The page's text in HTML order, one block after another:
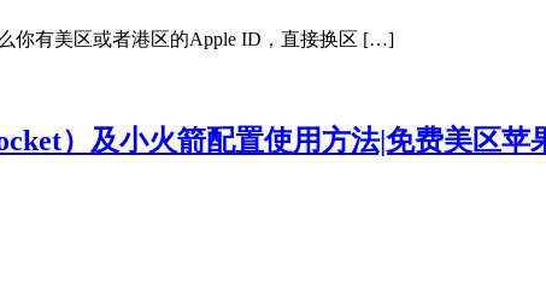
你有美区或者港区的Apple ID，直接换区 […]
）及小火箭配置使用方法|免费美区苹